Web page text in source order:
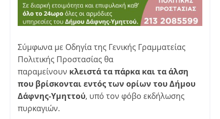
Σύμφωνα με Οδηγία της Γενικής Γραμματείας
Πολιτικής Προστασίας θα
παραμείνουν κλειστάτα πάρκα και τα άλση
που βρίσκονται εντός των ορίων του Δήμου
Δάφνης-Υμηττού, υπό τον φόβο εκδήλωσης
πυρκαγιών.